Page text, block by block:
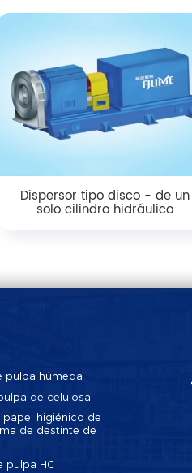
Dispersor tipo disco - de un
solo cilindro hidráulico
pulpa húmeda
de celulosa
higiénico de
de destinte de
pulpa HC